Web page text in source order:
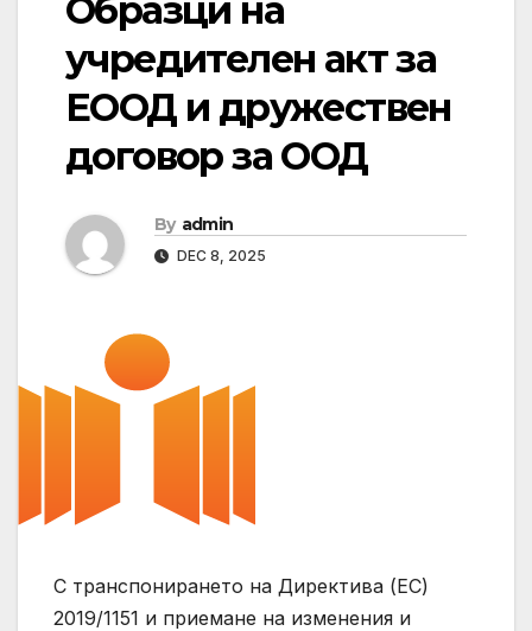
Образци на
учредителен акт за
ЕООД и дружествен
договор за ООД
By admin
DEC 8, 2025
С транспонирането на Директива (ЕС)
2019/1151 и приемане на изменения и